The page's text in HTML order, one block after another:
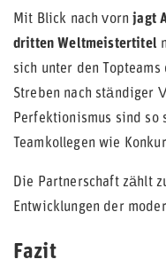
Mit Blick nach vornjagt
dritten Weltmeistertitel
sich unter den
Streben nach ständiger
Perfektionismus sind
Teamkollegen wie
Die Partnerschaft zählt
Entwicklungen der
Fazit